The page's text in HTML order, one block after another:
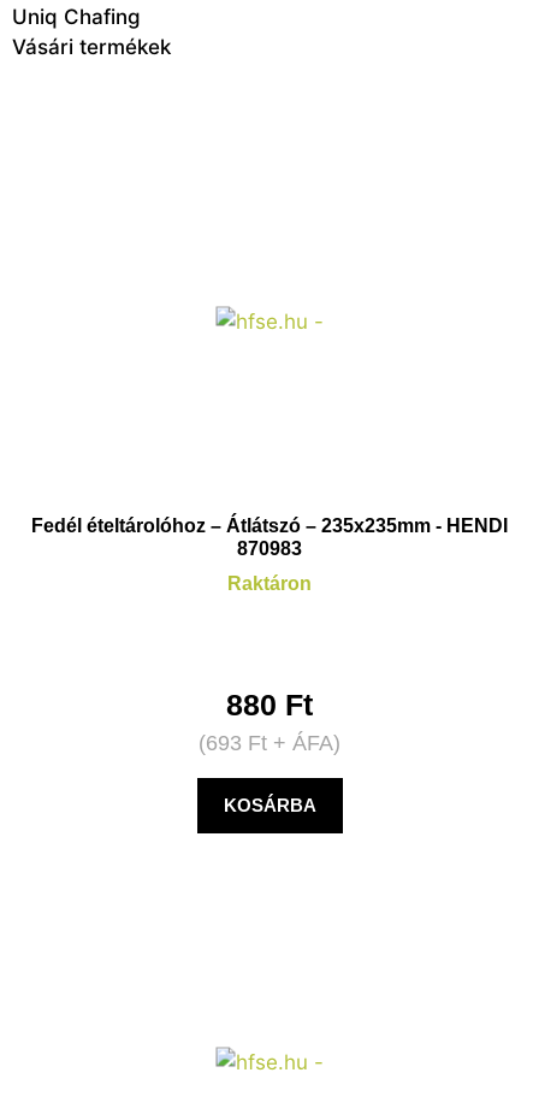
Uniq Chafing
Vásári termékek
Fedél ételtárolóhoz – Átlátszó – 235x235mm - HENDI
870983
Raktáron
880 Ft
(693 Ft + ÁFA)
KOSÁRBA